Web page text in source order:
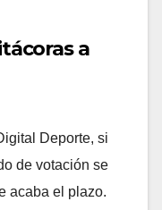
a
Deporte, si
de votación se
acaba el plazo.